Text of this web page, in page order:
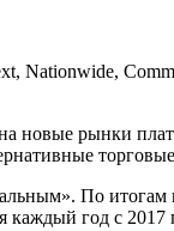
Nationwide,
новые рынки
По
каждый год с